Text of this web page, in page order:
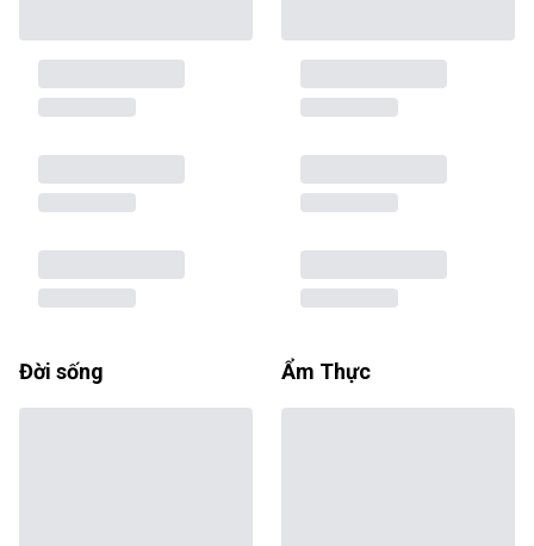
Đời sống Ẩm Thực